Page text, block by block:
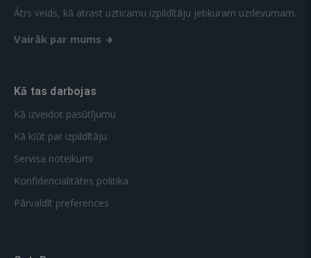
Ātrs veids, kā atrast uzticamu izpildītāju jebkuram uzdevumam.
Vairāk par mums
Kā tas darbojas
Kā izveidot pasūtījumu
Kā kļūt par izpildītāju
Servisa noteikumi
Konfidencialitātes politika
Pārvaldīt preferences